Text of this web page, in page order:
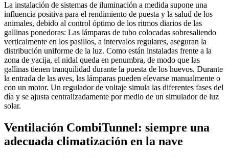
La instalación de sistemas de iluminación a medida supone una
influencia positiva para el rendimiento de puesta y la salud de los
animales, debido al control óptimo de los ritmos diarios de las
gallinas ponedoras: Las lámparas de tubo colocadas sobresaliendo
verticalmente en los pasillos, a intervalos regulares, aseguran la
distribución uniforme de la luz. Como están instaladas frente a la
zona de yacija, el nidal queda en penumbra, de modo que las
gallinas tienen tranquilidad durante la puesta de los huevos. Durante
la entrada de las aves, las lámparas pueden elevarse manualmente o
con un motor. Un regulador de voltaje simula las diferentes fases del
día y se ajusta centralizadamente por medio de un simulador de luz
solar.
Ventilación CombiTunnel: siempre una
adecuada climatización en la nave